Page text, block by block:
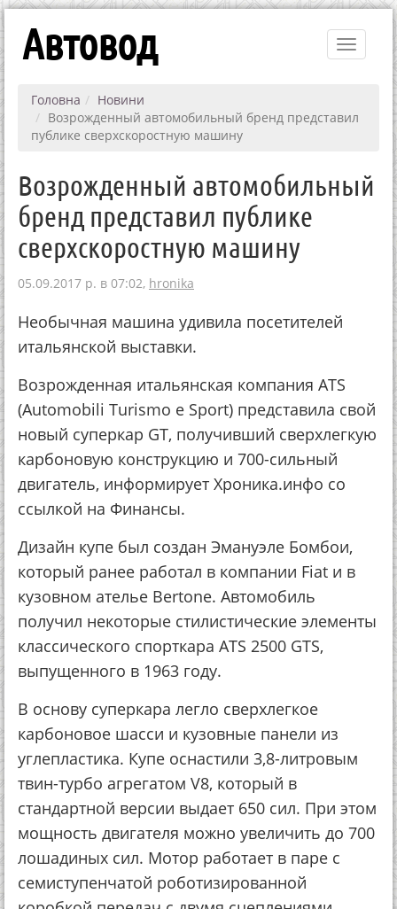
Toggle
Автовод
Головна
Новини
Возрожденный автомобильный бренд представил
публике сверхскоростную машину
Возрожденный автомобильный
бренд представил публике
сверхскоростную машину
05.09.2017 р. в 07:02, hronika
Необычная машина удивила посетителей
итальянской выставки.
Возрожденная итальянская компания ATS
(Automobili Turismo e Sport) представила свой
новый суперкар GT, получивший сверхлегкую
карбоновую конструкцию и 700-сильный
двигатель, информирует Хроника.инфо со
ссылкой на Финансы.
Дизайн купе был создан Эмануэле Бомбои,
который ранее работал в компании Fiat и в
кузовном ателье Bertone. Автомобиль
получил некоторые стилистические элементы
классического спорткара ATS 2500 GTS,
выпущенного в 1963 году.
В основу суперкара легло сверхлегкое
карбоновое шасси и кузовные панели из
углепластика. Купе оснастили 3,8-литровым
твин-турбо агрегатом V8, который в
стандартной версии выдает 650 сил. При этом
мощность двигателя можно увеличить до 700
лошадиных сил. Мотор работает в паре с
семиступенчатой роботизированной